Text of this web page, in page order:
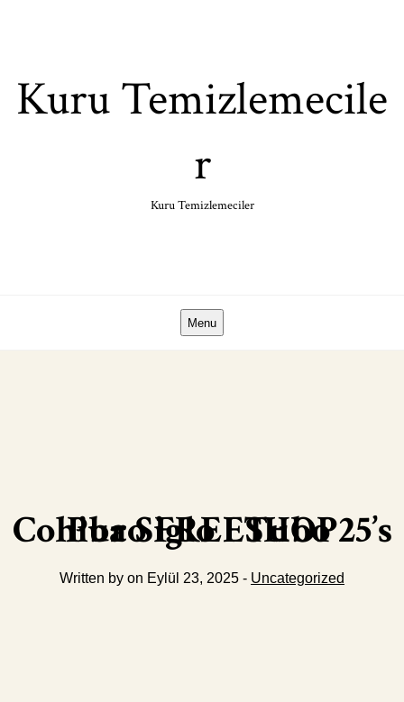
Kuru Temizlemecile
r
Kuru Temizlemeciler
Menu
Cohiba Siglo I Tubo 25’s Puro FREESHOP
Written by on Eylül 23, 2025 - Uncategorized